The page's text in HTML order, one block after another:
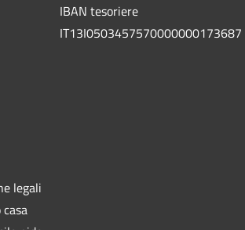
IBAN tesoriere
IT13I0503457570000000173687
legali